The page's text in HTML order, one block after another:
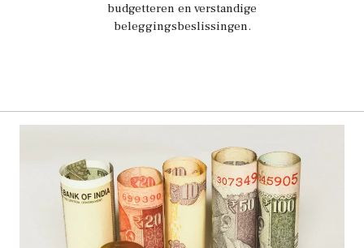
budgetteren en verstandige
beleggingsbeslissingen.